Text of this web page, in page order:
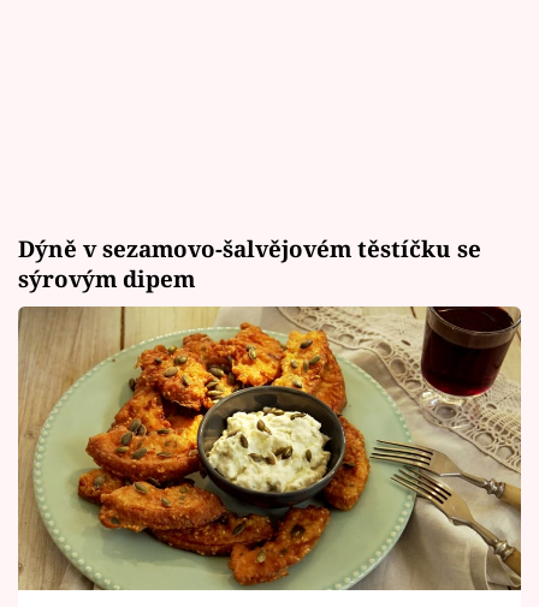
Dýně v sezamovo-šalvějovém těstíčku se
sýrovým dipem